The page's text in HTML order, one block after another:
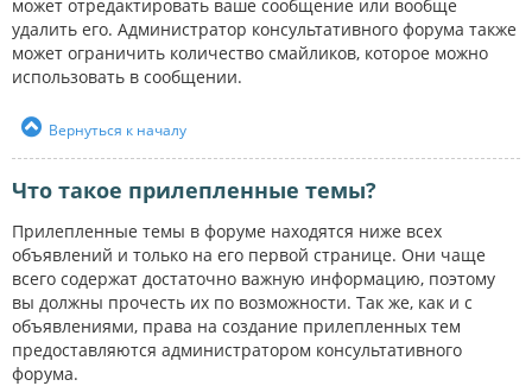
может отредактировать ваше сообщение или вообще
удалить его. Администратор консультативного форума также
может ограничить количество смайликов, которое можно
использовать в сообщении.
Вернуться к началу
Что такое прилепленные темы?
Прилепленные темы в форуме находятся ниже всех
объявлений и только на его первой странице. Они чаще
всего содержат достаточно важную информацию, поэтому
вы должны прочесть их по возможности. Так же, как и с
объявлениями, права на создание прилепленных тем
предоставляются администратором консультативного
форума.